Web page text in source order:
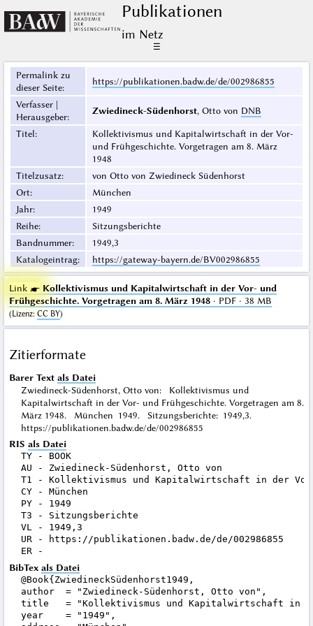
Publikationen
im Netz
☰
Permalink zu
dieser Seite:
https://publikationen.badw.de/de/002986855
Verfasser |
Herausgeber:
Zwiedineck-Südenhorst, Otto von DNB
Titel:
Kollektivismus und Kapitalwirtschaft in der Vor-
und Frühgeschichte. Vorgetragen am 8. März
1948
Titelzusatz:
von Otto von Zwiedineck Südenhorst
Ort:
München
Jahr:
1949
Reihe:
Sitzungsberichte
Bandnummer:
1949,3
Katalogeintrag: https://gateway-bayern.de/BV002986855
Link ☛ Kollektivismus und Kapitalwirtschaft in der Vor- und
Frühgeschichte. Vorgetragen am 8. März 1948· PDF · 38 MB
(Lizenz: CC BY)
Zitierformate
Barer Text als Datei
Zwiedineck-Südenhorst, Otto von: Kollektivismus und
Kapitalwirtschaft in der Vor- und Frühgeschichte. Vorgetragen am 8.
März 1948. München 1949. Sitzungsberichte: 1949,3.
https://publikationen.badw.de/de/002986855
RIS als Datei
TY - BOOK
AU - Zwiedineck-Südenhorst, Otto von
T1 - Kollektivismus und Kapitalwirtschaft in der Vor-
CY - München
PY - 1949
T3 - Sitzungsberichte
VL - 1949,3
UR - https://publikationen.badw.de/de/002986855
BibTex als Datei
@Book{ZwiedineckSüdenhorst1949,
author  = "Zwiedineck-Südenhorst, Otto von",
title   = "Kollektivismus und Kapitalwirtschaft in der
year    = "1949",